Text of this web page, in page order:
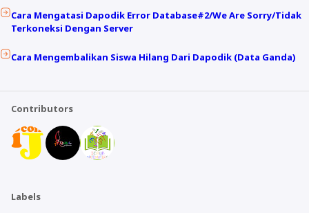
Cara Mengatasi Dapodik Error Database#2/We Are Sorry/Tidak
Terkoneksi Dengan Server
Cara Mengembalikan Siswa Hilang Dari Dapodik (Data Ganda)
Contributors
Labels